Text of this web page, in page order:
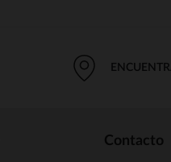
Contacto